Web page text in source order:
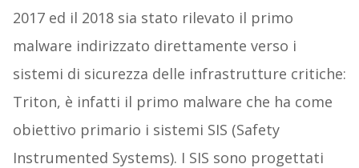
2017 ed il 2018 sia stato rilevato il primo
malware indirizzato direttamente verso i
sistemi di sicurezza delle infrastrutture critiche:
Triton, è infatti il primo malware che ha come
obiettivo primario i sistemi SIS (Safety
Instrumented Systems). I SIS sono progettati